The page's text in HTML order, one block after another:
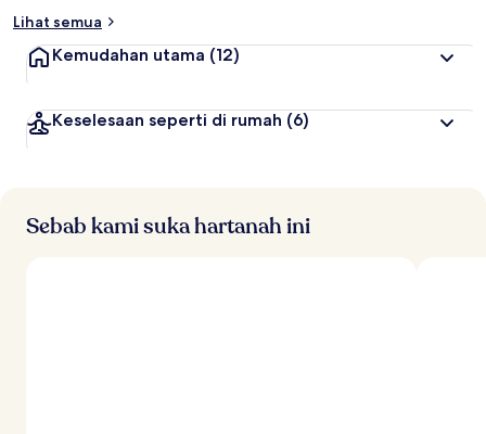
Lihat semua
Kemudahan utama (12)
Keselesaan seperti di rumah (6)
Sebab kami suka hartanah ini